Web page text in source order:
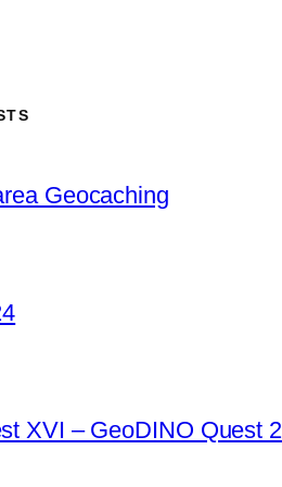
Geocaching
XVI – GeoDINO Quest